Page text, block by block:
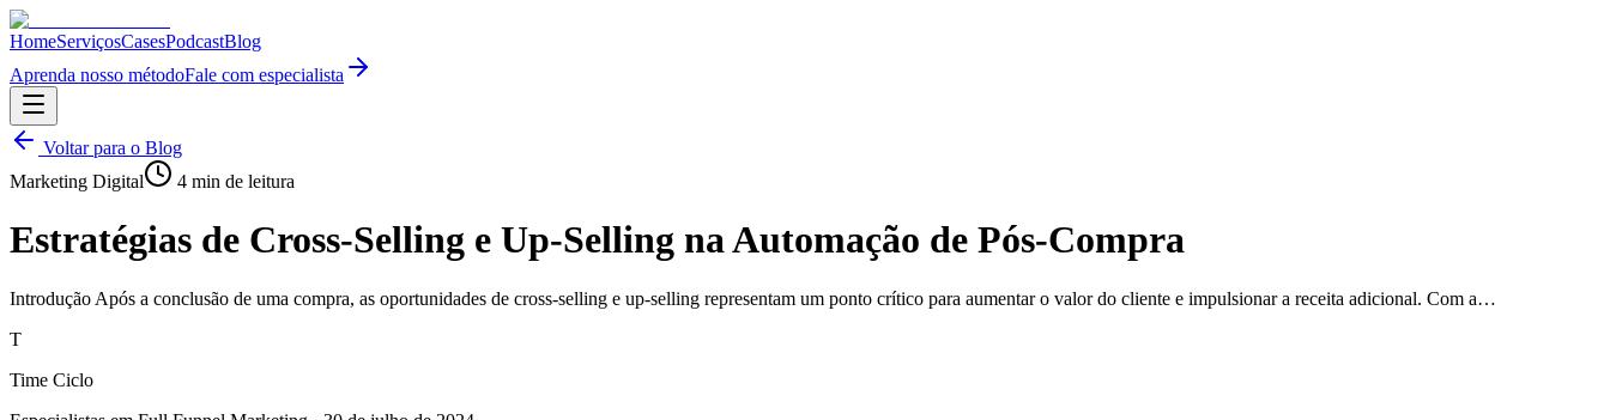
HomeServiçosCasesPodcastBlog
Aprenda nosso métodoFale com especialista
Voltar para o Blog
Marketing Digital
4 min de leitura
Estratégias de Cross-Selling e Up-Selling na Automação de Pós-Compra
Introdução Após a conclusão de uma compra, as oportunidades de cross-selling e up-selling representam um ponto crítico para aumentar o valor do cliente e impulsionar a receita adicional. Com a…
T
Time Ciclo